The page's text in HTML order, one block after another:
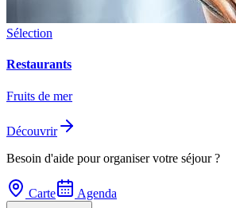
Sélection
Restaurants
Fruits de mer
Découvrir
Besoin d'aide pour organiser votre séjour ?
Carte Agenda